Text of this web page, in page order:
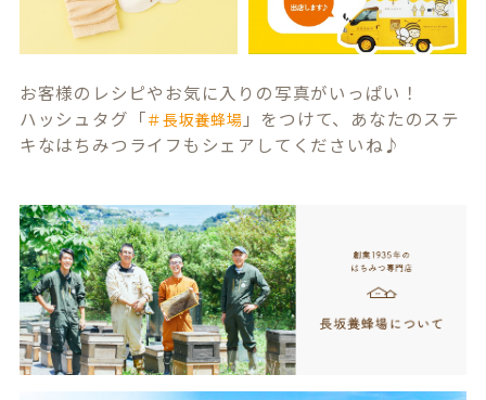
お客様のレシピやお気に入りの写真がいっぱい！
ハッシュタグ「＃長坂養蜂場 」をつけて、あなたのステ
キなはちみつライフもシェアしてくださいね♪